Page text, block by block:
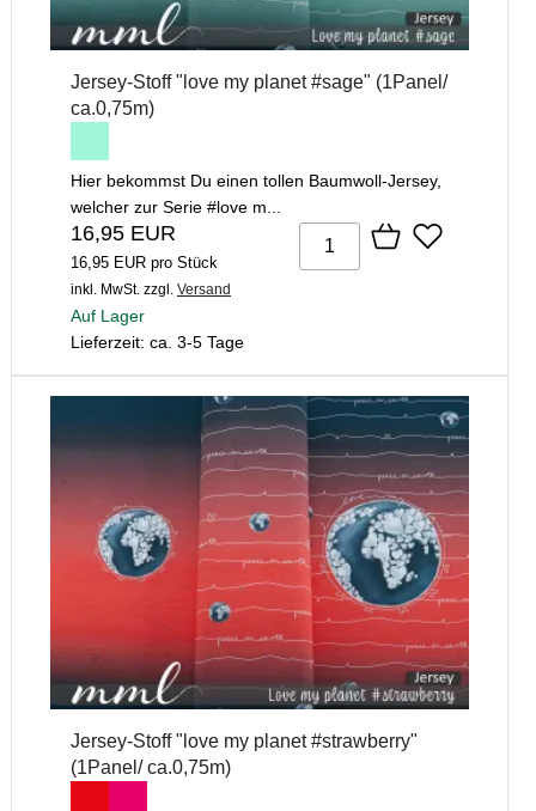
Jersey-Stoff "love my planet #sage" (1Panel/
ca.0,75m)
Hier bekommst Du einen tollen Baumwoll-Jersey,
welcher zur Serie #love m...
16,95 EUR
16,95 EUR pro Stück
inkl. MwSt. zzgl. Versand
Auf Lager
Lieferzeit: ca. 3-5 Tage
Jersey-Stoff "love my planet #strawberry"
(1Panel/ ca.0,75m)